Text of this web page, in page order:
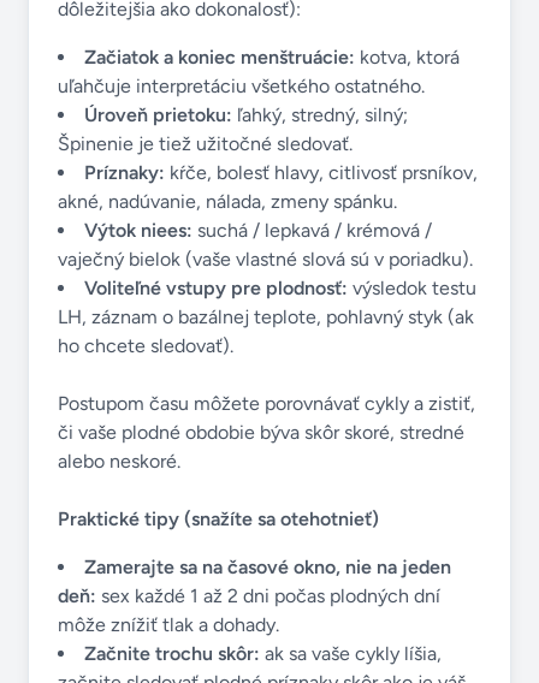
dôležitejšia ako dokonalosť):
Začiatok a koniec menštruácie: kotva, ktorá
uľahčuje interpretáciu všetkého ostatného.
Úroveň prietoku: ľahký, stredný, silný;
Špinenie je tiež užitočné sledovať.
Príznaky: kŕče, bolesť hlavy, citlivosť prsníkov,
akné, nadúvanie, nálada, zmeny spánku.
Výtok niees: suchá / lepkavá / krémová /
vaječný bielok (vaše vlastné slová sú v poriadku).
Voliteľné vstupy pre plodnosť: výsledok testu
LH, záznam o bazálnej teplote, pohlavný styk (ak
ho chcete sledovať).
Postupom času môžete porovnávať cykly a zistiť,
či vaše plodné obdobie býva skôr skoré, stredné
alebo neskoré.
Praktické tipy (snažíte sa otehotnieť)
Zamerajte sa na časové okno, nie na jeden
deň: sex každé 1 až 2 dni počas plodných dní
môže znížiť tlak a dohady.
Začnite trochu skôr: ak sa vaše cykly líšia,